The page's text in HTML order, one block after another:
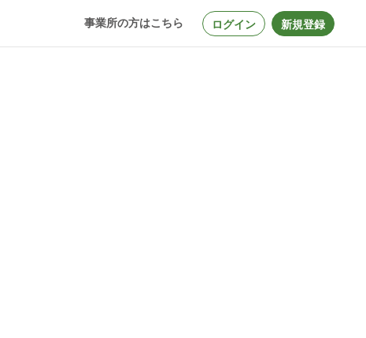
事業所の方はこちら ログイン 新規登録